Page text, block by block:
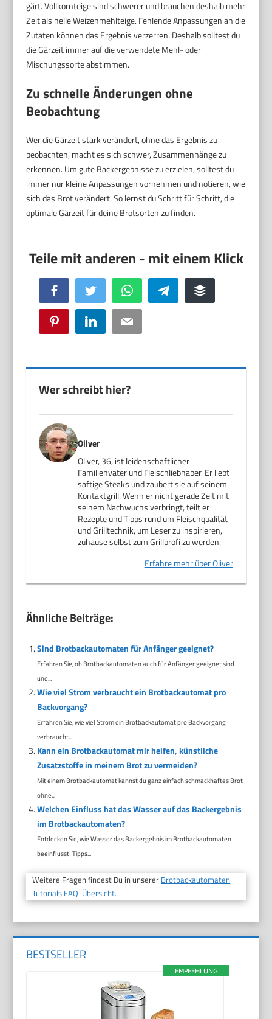
gärt. Vollkornteige sind schwerer und brauchen deshalb mehr
Zeit als helle Weizenmehlteige. Fehlende Anpassungen an die
Zutaten können das Ergebnis verzerren. Deshalb solltest du
die Gärzeit immer auf die verwendete Mehl- oder
Mischungssorte abstimmen.
Zu schnelle Änderungen ohne
Beobachtung
Wer die Gärzeit stark verändert, ohne das Ergebnis zu
beobachten, macht es sich schwer, Zusammenhänge zu
erkennen. Um gute Backergebnisse zu erzielen, solltest du
immer nur kleine Anpassungen vornehmen und notieren, wie
sich das Brot verändert. So lernst du Schritt für Schritt, die
optimale Gärzeit für deine Brotsorten zu finden.
Facebook Twitter WhatsApp Telegram Buffer
Pinterest LinkedIn Email
Wer schreibt hier?
Oliver
Oliver, 36, ist leidenschaftlicher
Familienvater und Fleischliebhaber. Er liebt
saftige Steaks und zaubert sie auf seinem
Kontaktgrill. Wenn er nicht gerade Zeit mit
seinem Nachwuchs verbringt, teilt er
Rezepte und Tipps rund um Fleischqualität
und Grilltechnik, um Leser zu inspirieren,
zuhause selbst zum Grillprofi zu werden.
Erfahre mehr über Oliver
Ähnliche Beiträge:
Sind Brotbackautomaten für Anfänger geeignet?
Erfahren Sie, ob Brotbackautomaten auch für Anfänger geeignet sind
und...
Wie viel Strom verbraucht ein Brotbackautomat pro
Backvorgang?
Erfahren Sie, wie viel Strom ein Brotbackautomat pro Backvorgang
verbraucht....
Kann ein Brotbackautomat mir helfen, künstliche
Zusatzstoffe in meinem Brot zu vermeiden?
Mit einem Brotbackautomat kannst du ganz einfach schmackhaftes Brot
ohne...
Welchen Einfluss hat das Wasser auf das Backergebnis
im Brotbackautomaten?
Entdecken Sie, wie Wasser das Backergebnis im Brotbackautomaten
beeinflusst! Tipps...
Weitere Fragen findest Du in unserer Brotbackautomaten
Tutorials FAQ-Übersicht.
BESTSELLER
EMPFEHLUNG